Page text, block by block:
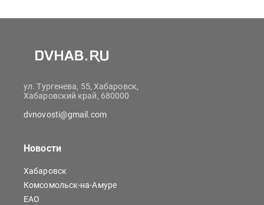
ул. Тургенева, 55, Хабаровск,
Хабаровский край, 680000
dvnovosti@gmail.com
Новости
Хабаровск
Комсомольск-на-Амуре
ЕАО